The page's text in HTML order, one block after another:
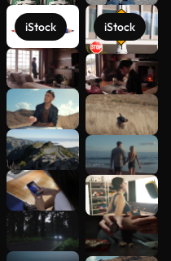
iStock iStock
Scopri di
più